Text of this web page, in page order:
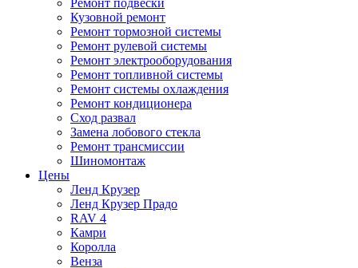
Ремонт подвески
Кузовной ремонт
Ремонт тормозной системы
Ремонт рулевой системы
Ремонт электрооборудования
Ремонт топливной системы
Ремонт системы охлаждения
Ремонт кондиционера
Сход развал
Замена лобового стекла
Ремонт трансмиссии
Шиномонтаж
Цены
Ленд Крузер
Ленд Крузер Прадо
RAV 4
Камри
Королла
Венза